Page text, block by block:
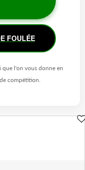
FOULÉE
que l'on vous donne en
compétition.